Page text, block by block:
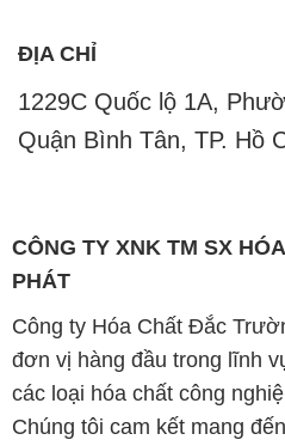
ĐỊA CHỈ
1229C Quốc lộ 1A,
Quận Bình Tân, TP. Hồ
CÔNG TY XNK TM SX
PHÁT
Công ty Hóa Chất Đắc
đơn vị hàng đầu trong lĩnh
các loại hóa chất công
Chúng tôi cam kết mang